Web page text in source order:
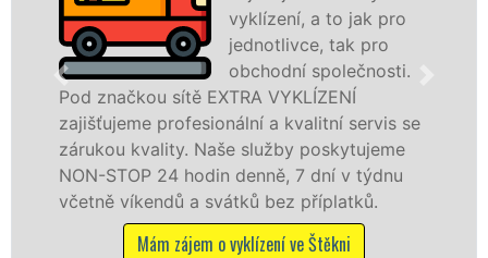
vyklízení, a to jak pro
jednotlivce, tak pro
obchodní společnosti.
EXTRA VYKLÍZENÍ
a kvalitní servis se
Naše služby poskytujeme
hodin denně, 7 dní v týdnu
a svátků bez příplatků.
zájem o vyklízení ve Štěkni
jak fyzickým,
zárukou
STOP bez